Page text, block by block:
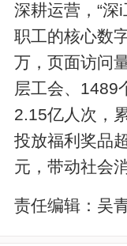
深耕运营，“深
职工的核心数
万，页面访问
层工会、1489
2.15亿人次，
投放福利奖品
元，带动社会
责任编辑： 吴